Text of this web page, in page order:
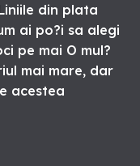
din plata
ai po?i sa alegi
pe mai O mul?
mai mare, dar
acestea